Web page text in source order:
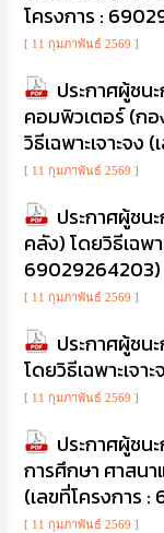
โครงการ :
[ 11 กุมภาพันธ์ 2569 ]
ประกาศผู้ชน
คอมพิวเตอร์ (ก
วิธีเฉพาะเจาะจ
[ 11 กุมภาพันธ์ 2569 ]
ประกาศผู้ชน
คลัง) โดยวิธีเฉพา
69029264203)
[ 11 กุมภาพันธ์ 2569 ]
ประกาศผู้ชน
โดยวิธีเฉพาะเจ
[ 11 กุมภาพันธ์ 2569 ]
ประกาศผู้ชน
การศึกษา ศาสนา
(เลขที่โครงการ
[ 11 กุมภาพันธ์ 2569 ]